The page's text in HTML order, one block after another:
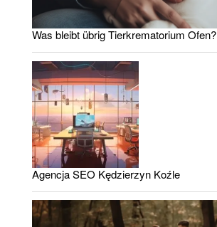
Was bleibt übrig Tierkrematorium Ofen?
Agencja SEO Kędzierzyn Koźle